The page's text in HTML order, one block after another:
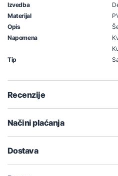
Izvedba
Materijal
Opis
Napomena
Tip
Recenzije
Načini plaćanja
Dostava